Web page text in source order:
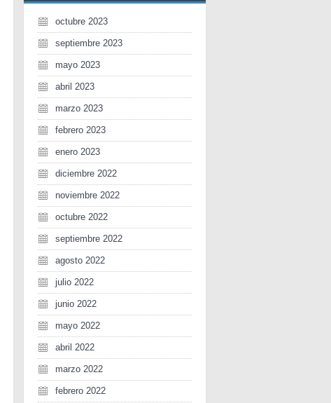
octubre 2023
septiembre 2023
mayo 2023
abril 2023
marzo 2023
febrero 2023
enero 2023
diciembre 2022
noviembre 2022
octubre 2022
septiembre 2022
agosto 2022
julio 2022
junio 2022
mayo 2022
abril 2022
marzo 2022
febrero 2022